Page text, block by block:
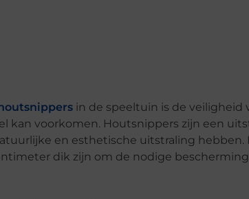
houtsnippers in de speeltuin is de veiligheid
kan voorkomen. Houtsnippers zijn een
en esthetische uitstraling hebben.
dik zijn om de nodige